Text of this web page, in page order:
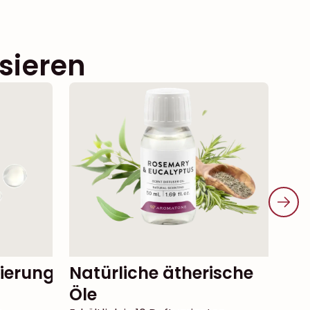
Natürliche ätherische
Öle